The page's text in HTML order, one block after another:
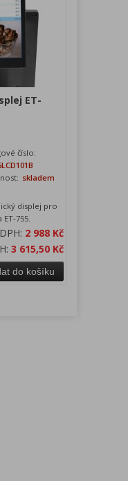
ET-
číslo:
skladem
displej pro
755.
2 988 Kč
3 615,50 Kč
do košíku